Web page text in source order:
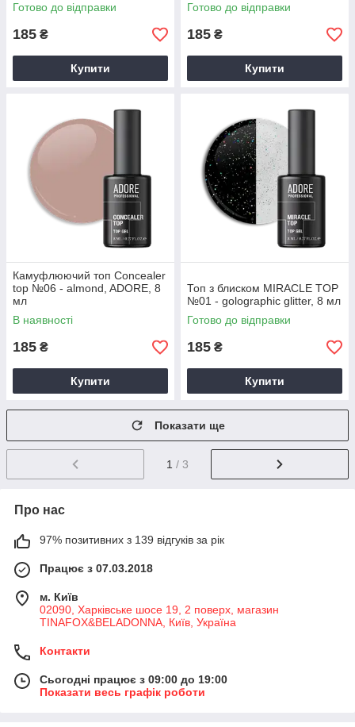
Готово до відправки
185 ₴
Купити
Готово до відправки
185 ₴
Купити
Камуфлюючий топ Concealer
top №06 - almond, ADORE, 8
мл
В наявності
185 ₴
Купити
Топ з блиском MIRACLE TOP
№01 - golographic glitter, 8 мл
Готово до відправки
185 ₴
Купити
Показати ще
1 / 3
Про нас
97% позитивних з 139 відгуків за рік
Працює з 07.03.2018
м. Київ
02090, Харківське шосе 19, 2 поверх, магазин
TINAFOX&BELADONNA, Київ, Україна
Контакти
Сьогодні працює з 09:00 до 19:00
Показати весь графік роботи